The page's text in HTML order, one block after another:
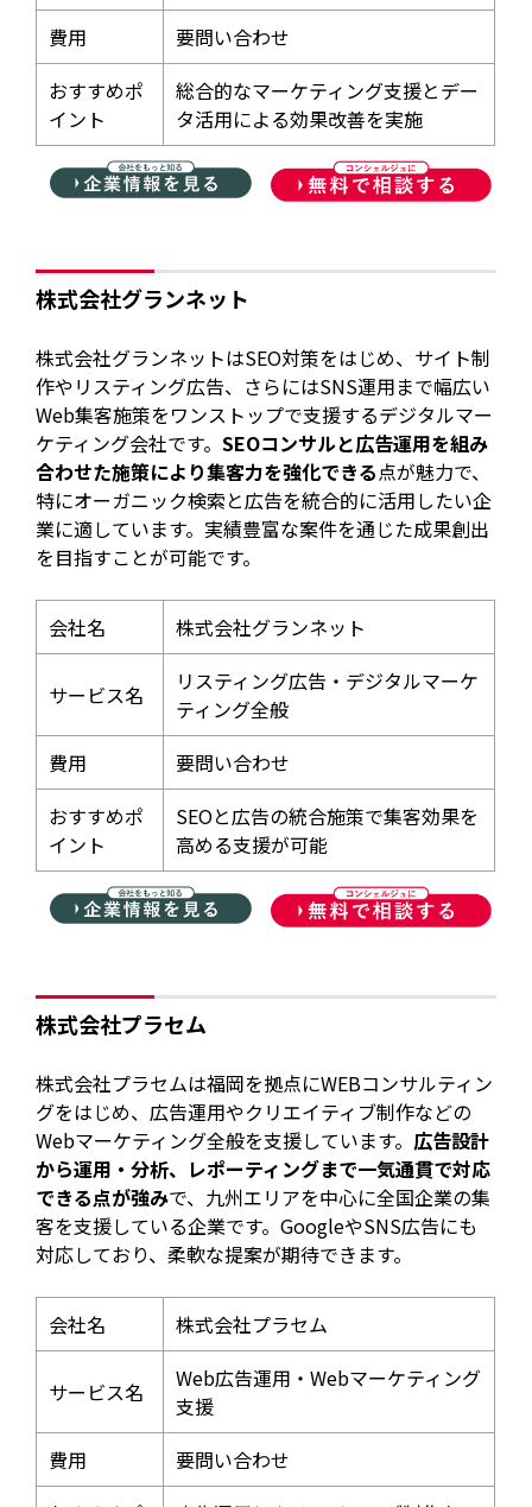
費用
要問い合わせ
おすすめポ
イント
総合的なマーケティング支援とデー
タ活用による効果改善を実施
株式会社グランネット
株式会社グランネットはSEO対策をはじめ、サイト制
作やリスティング広告、さらにはSNS運用まで幅広い
Web集客施策をワンストップで支援するデジタルマー
ケティング会社です。SEOコンサルと広告運用を組み
合わせた施策により集客力を強化できる点が魅力で、
特にオーガニック検索と広告を統合的に活用したい企
業に適しています。実績豊富な案件を通じた成果創出
を目指すことが可能です。
会社名 株式会社グランネット
サービス名
リスティング広告・デジタルマーケ
ティング全般
費用
要問い合わせ
おすすめポ
イント
SEOと広告の統合施策で集客効果を
高める支援が可能
株式会社プラセム
株式会社プラセムは福岡を拠点にWEBコンサルティン
グをはじめ、広告運用やクリエイティブ制作などの
Webマーケティング全般を支援しています。 広告設計
から運用・分析、レポーティングまで一気通貫で対応
できる点が強みで、九州エリアを中心に全国企業の集
客を支援している企業です。GoogleやSNS広告にも
対応しており、柔軟な提案が期待できます。
会社名 株式会社プラセム
サービス名
Web広告運用・Webマーケティング
支援
費用
要問い合わせ